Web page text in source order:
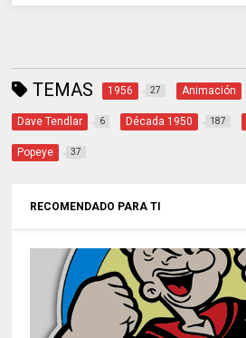
TEMAS 1956 27 Animación
Dave Tendlar 6 Década 1950 187
Popeye 37
RECOMENDADO PARA TI